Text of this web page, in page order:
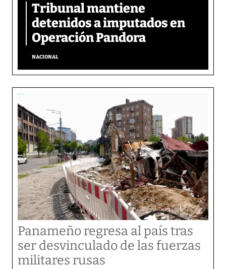
Tribunal mantiene
detenidos a imputados en
Operación Pandora
NACIONAL
Panameño regresa al país tras
ser desvinculado de las fuerzas
militares rusas